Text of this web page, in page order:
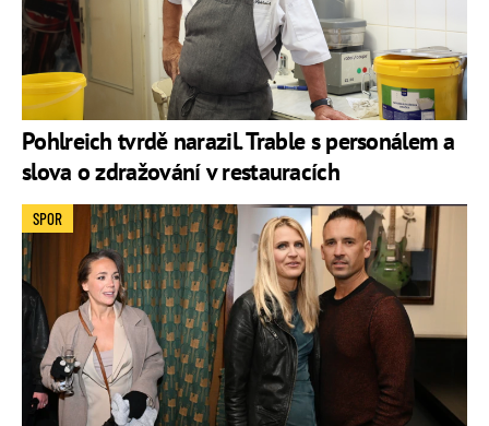
Pohlreich tvrdě narazil. Trable s personálem a
slova o zdražování v restauracích
SPOR